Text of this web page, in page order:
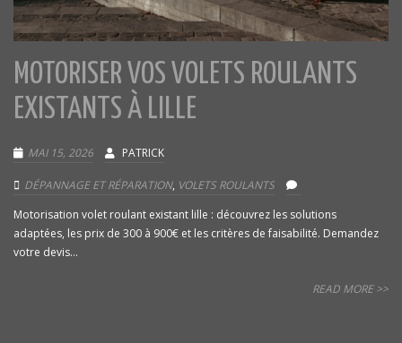
MOTORISER VOS VOLETS ROULANTS
EXISTANTS À LILLE
MAI 15, 2026 PATRICK
DÉPANNAGE ET RÉPARATION, VOLETS ROULANTS
Motorisation volet roulant existant lille : découvrez les solutions
adaptées, les prix de 300 à 900€ et les critères de faisabilité. Demandez
votre devis...
READ MORE >>